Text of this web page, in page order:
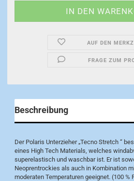
AUF DEN
FRAGE ZUM
Beschreibung
Der Polaris Unterzieher „Tecno Stretch “
eines High Tech Materials, welches
superelastisch und waschbar ist. Er ist
Neoprentrockies als auch in Kombination
moderaten Temperaturen geeignet. (100 %